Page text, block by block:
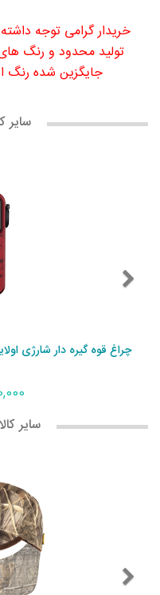
خریدار گرامی توجه
تولید محدود و رنگ های
جایگزین شده رنگ
سایر
چراغ قوه گیره دار شارژی
سایر